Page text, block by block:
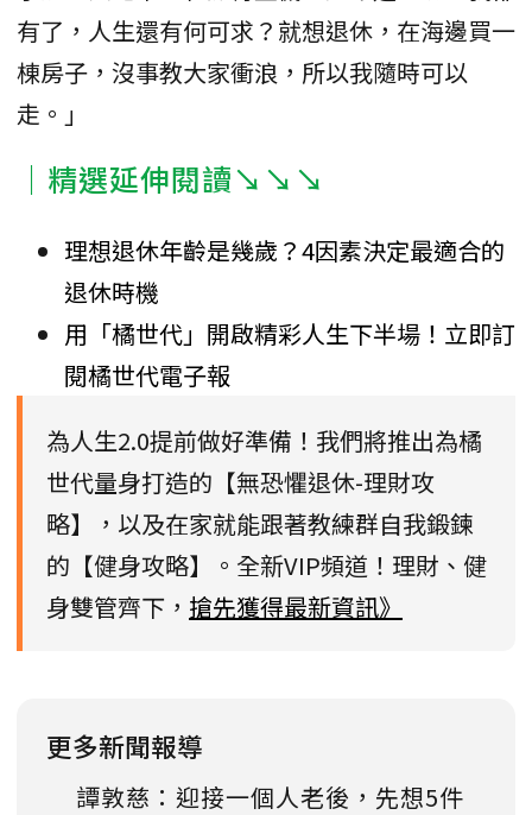
有了，人生還有何可求？就想退休，在海邊買一
棟房子，沒事教大家衝浪，所以我隨時可以
走。」
｜精選延伸閱讀↘↘↘
理想退休年齡是幾歲？4因素決定最適合的
退休時機
用「橘世代」開啟精彩人生下半場！立即訂
閱橘世代電子報
為人生2.0提前做好準備！我們將推出為橘
世代量身打造的【無恐懼退休-理財攻
略】，以及在家就能跟著教練群自我鍛鍊
的【健身攻略】。全新VIP頻道！理財、健
身雙管齊下， 搶先獲得最新資訊》
更多新聞報導
譚敦慈：迎接一個人老後，先想5件